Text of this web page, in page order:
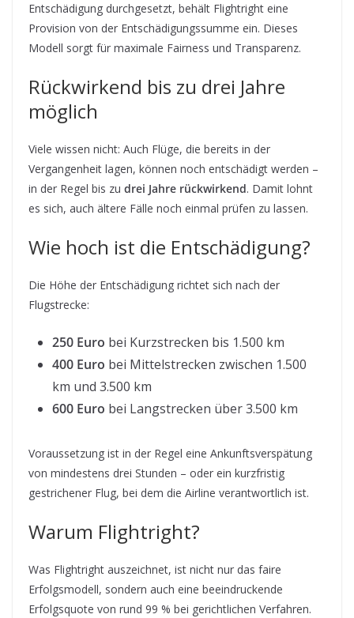
Entschädigung durchgesetzt, behält Flightright eine
Provision von der Entschädigungssumme ein. Dieses
Modell sorgt für maximale Fairness und Transparenz.
Rückwirkend bis zu drei Jahre
möglich
Viele wissen nicht: Auch Flüge, die bereits in der
Vergangenheit lagen, können noch entschädigt werden –
in der Regel bis zu drei Jahre rückwirkend. Damit lohnt
es sich, auch ältere Fälle noch einmal prüfen zu lassen.
Wie hoch ist die Entschädigung?
Die Höhe der Entschädigung richtet sich nach der
Flugstrecke:
250 Euro bei Kurzstrecken bis 1.500 km
400 Euro bei Mittelstrecken zwischen 1.500
km und 3.500 km
600 Euro bei Langstrecken über 3.500 km
Voraussetzung ist in der Regel eine Ankunftsverspätung
von mindestens drei Stunden – oder ein kurzfristig
gestrichener Flug, bei dem die Airline verantwortlich ist.
Warum Flightright?
Was Flightright auszeichnet, ist nicht nur das faire
Erfolgsmodell, sondern auch eine beeindruckende
Erfolgsquote von rund 99 % bei gerichtlichen Verfahren.